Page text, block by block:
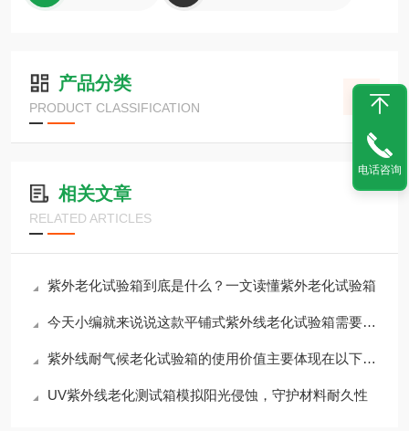
产品分类
PRODUCT CLASSIFICATION
相关文章
RELATED ARTICLES
紫外老化试验箱到底是什么？一文读懂紫外老化试验箱
今天小编就来说说这款平铺式紫外线老化试验箱需要如何维护与保养
紫外线耐气候老化试验箱的使用价值主要体现在以下几个方面
UV紫外线老化测试箱模拟阳光侵蚀，守护材料耐久性
电话咨询